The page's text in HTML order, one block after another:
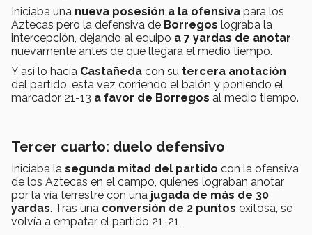
Iniciaba una nueva posesión a la ofensiva para los
Aztecas pero la defensiva de Borregos lograba la
intercepción, dejando al equipo a 7 yardas de anotar
nuevamente antes de que llegara el medio tiempo.
Y así lo hacía Castañeda con su tercera anotación
del partido, esta vez corriendo el balón y poniendo el
marcador 21-13 a favor de Borregos al medio tiempo.
Tercer cuarto: duelo defensivo
Iniciaba la segunda mitad del partido con la ofensiva
de los Aztecas en el campo, quienes lograban anotar
por la vía terrestre con una jugada de más de 30
yardas. Tras una conversión de 2 puntos exitosa, se
volvía a empatar el partido 21-21.